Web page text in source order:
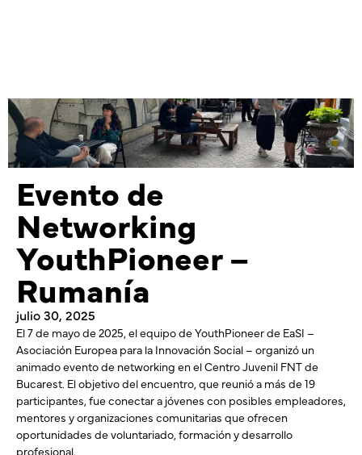
Evento de
Networking
YouthPioneer –
Rumanía
julio 30, 2025
El 7 de mayo de 2025, el equipo de YouthPioneer de EaSI –
Asociación Europea para la Innovación Social – organizó un
animado evento de networking en el Centro Juvenil FNT de
Bucarest. El objetivo del encuentro, que reunió a más de 19
participantes, fue conectar a jóvenes con posibles empleadores,
mentores y organizaciones comunitarias que ofrecen
oportunidades de voluntariado, formación y desarrollo
profesional.